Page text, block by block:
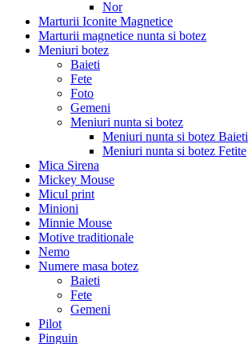
Nor
Marturii Iconite Magnetice
Marturii magnetice nunta si botez
Meniuri botez
Baieti
Fete
Foto
Gemeni
Meniuri nunta si botez
Meniuri nunta si botez Baieti
Meniuri nunta si botez Fetite
Mica Sirena
Mickey Mouse
Micul print
Minioni
Minnie Mouse
Motive traditionale
Nemo
Numere masa botez
Baieti
Fete
Gemeni
Pilot
Pinguin